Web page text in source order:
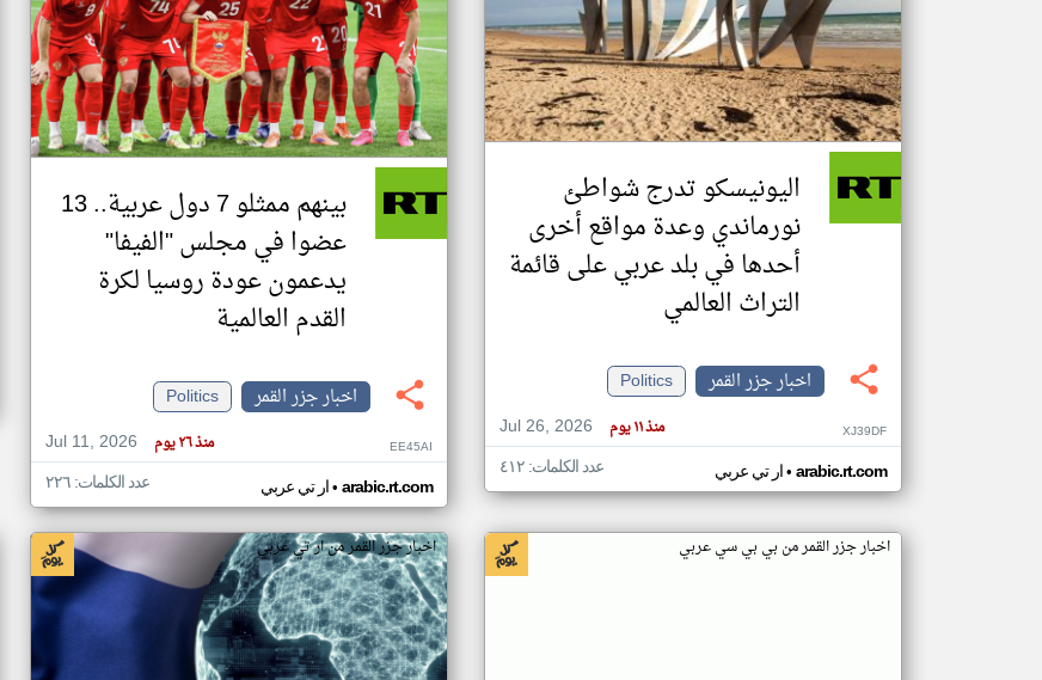
اليونيسكو تدرج شواطئ
نورماندي وعدة مواقع أخرى
أحدها في بلد عربي على قائمة
التراث العالمي
اخبار جزر القمر
Politics
Jul 26, 2026
منذ ١١ يوم XJ39DF
ار تي عربي• arabic.rt.com عدد الكلمات: ٤١٢
بينهم ممثلو 7 دول عربية.. 13
عضوا في مجلس "الفيفا"
يدعمون عودة روسيا لكرة
القدم العالمية
اخبار جزر القمر
Politics
Jul 11, 2026
منذ ٢٦ يوم EE45AI
ار تي عربي• arabic.rt.com عدد الكلمات: ٢٢٦
اخبار جزر القمر من بي بي سي عربي اخبار جزر القمر من ار تي عربي